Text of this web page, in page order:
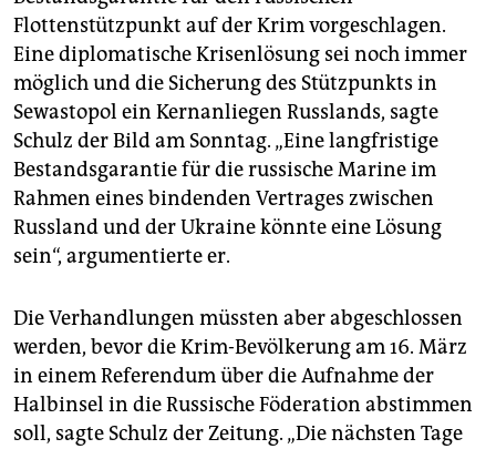
Flottenstützpunkt auf der Krim vorgeschlagen.
Eine diplomatische Krisenlösung sei noch immer
möglich und die Sicherung des Stützpunkts in
Sewastopol ein Kernanliegen Russlands, sagte
Schulz der Bild am Sonntag. „Eine langfristige
Bestandsgarantie für die russische Marine im
Rahmen eines bindenden Vertrages zwischen
Russland und der Ukraine könnte eine Lösung
sein“, argumentierte er.
Die Verhandlungen müssten aber abgeschlossen
werden, bevor die Krim-Bevölkerung am 16. März
in einem Referendum über die Aufnahme der
Halbinsel in die Russische Föderation abstimmen
soll, sagte Schulz der Zeitung. „Die nächsten Tage